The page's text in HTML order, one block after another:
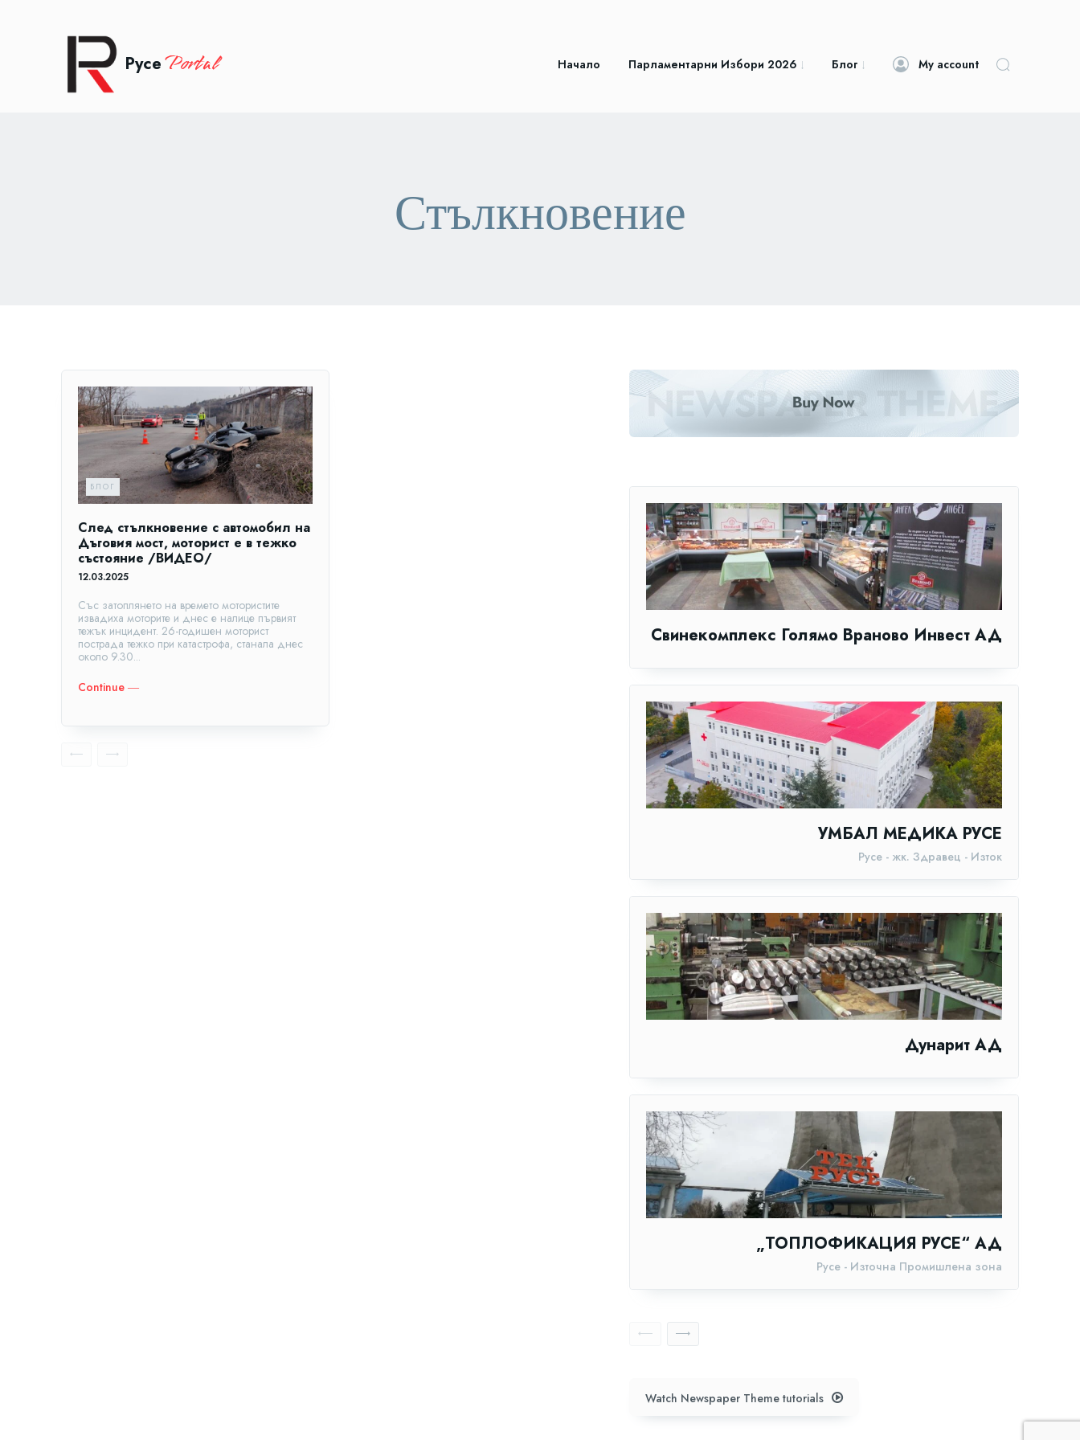
Русе Portal Начало Парламентарни Избори 2026 Блог My account
Стълкновение
БЛОГ
След стълкновение с автомобил на
Дъговия мост, моторист е в тежко
състояние /ВИДЕО/
12.03.2025
Със затоплянето на времето мотористите
извадиха моторите и днес е налице първият
тежък инцидент. 26-годишен моторист
пострада тежко при катастрофа, станала днес
около 9.30...
Continue ―
Свинекомплекс Голямо Враново Инвест АД
УМБАЛ МЕДИКА РУСЕ
Русе - жк. Здравец - Изток
Дунарит АД
„ТОПЛОФИКАЦИЯ РУСЕ“ АД
Русе - Източна Промишлена зона
Watch Newspaper Theme tutorials